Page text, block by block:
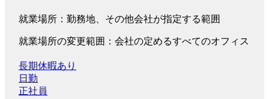
就業場所：勤務地、その他会社が指定する範囲
就業場所の変更範囲：会社の定めるすべてのオフィス
長期休暇あり
日勤
正社員